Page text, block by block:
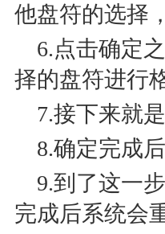
他盘符的选择
6.点击确定
择的盘符进行
7.接下来就
8.确定完成
9.到了这一
完成后系统会